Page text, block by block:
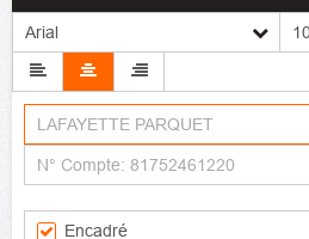
Encadré